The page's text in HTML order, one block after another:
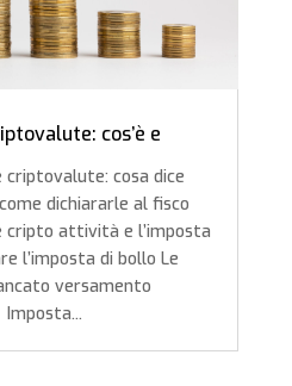
cos’è e
cosa dice
dichiararle al fisco
cripto attività e l’imposta
l’imposta di bollo Le
versamento